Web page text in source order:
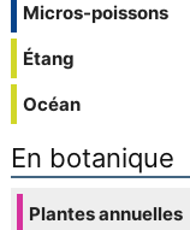
Micros-poissons
Étang
Océan
En botanique
Plantes annuelles